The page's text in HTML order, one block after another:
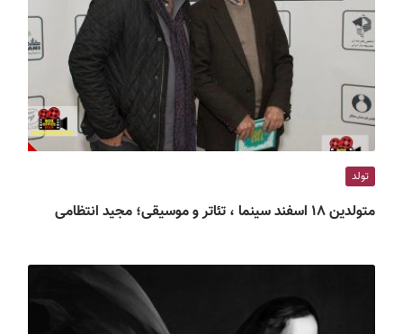
تولد
متولدین ۱۸ اسفند سینما ، تئاتر و موسیقی؛ مجید انتظامی